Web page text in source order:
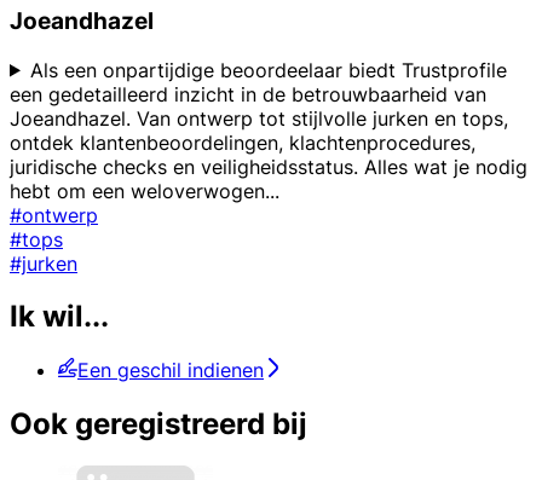
Joeandhazel
Als een onpartijdige beoordeelaar biedt Trustprofile
een gedetailleerd inzicht in de betrouwbaarheid van
Joeandhazel. Van ontwerp tot stijlvolle jurken en tops,
ontdek klantenbeoordelingen, klachtenprocedures,
juridische checks en veiligheidsstatus. Alles wat je nodig
hebt om een weloverwogen...
#ontwerp
#tops
#jurken
Ik wil...
Een geschil indienen
Ook geregistreerd bij